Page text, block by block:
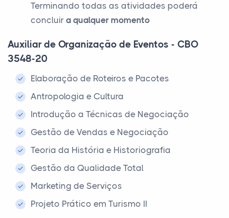
Terminando todas as atividades poderá
concluir a qualquer momento
Auxiliar de Organização de Eventos - CBO
3548-20
Elaboração de Roteiros e Pacotes
Antropologia e Cultura
Introdução a Técnicas de Negociação
Gestão de Vendas e Negociação
Teoria da História e Historiografia
Gestão da Qualidade Total
Marketing de Serviços
Projeto Prático em Turismo II